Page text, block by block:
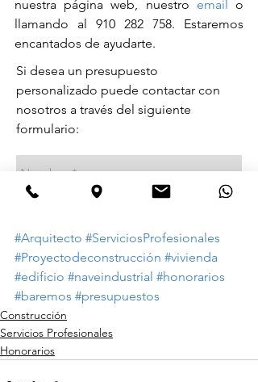
nuestra página web, nuestro email o
llamando al 910 282 758. Estaremos
encantados de ayudarte.
#Arquitecto #ServiciosProfesionales
#Proyectodeconstrucción #vivienda
#edificio #naveindustrial #honorarios
#baremos #presupuestos
Construcción
Servicios Profesionales
Honorarios